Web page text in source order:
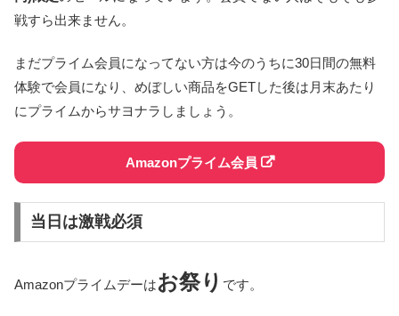
戦すら出来ません。
まだプライム会員になってない方は今のうちに30日間の無料
体験で会員になり、めぼしい商品をGETした後は月末あたり
にプライムからサヨナラしましょう。
Amazonプライム会員
当日は激戦必須
Amazonプライムデーはお祭り です。